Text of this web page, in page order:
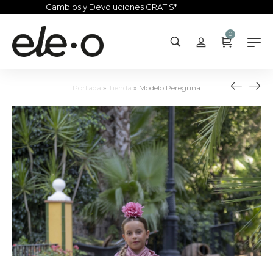
Cambios y Devoluciones GRATIS*
0
Portada » Tienda » Modelo Peregrina